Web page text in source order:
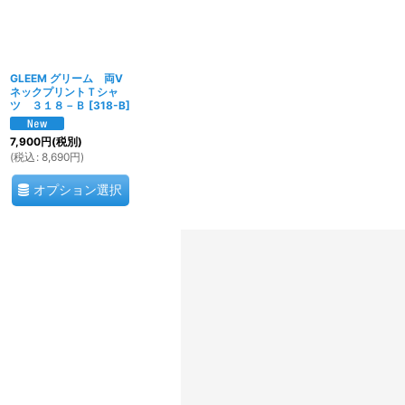
GLEEM グリーム 両V
ネックプリントＴシャ
ツ ３１８－Ｂ [318-B]
7,900円(税別)
(税込 : 8,690円)
オプション選択